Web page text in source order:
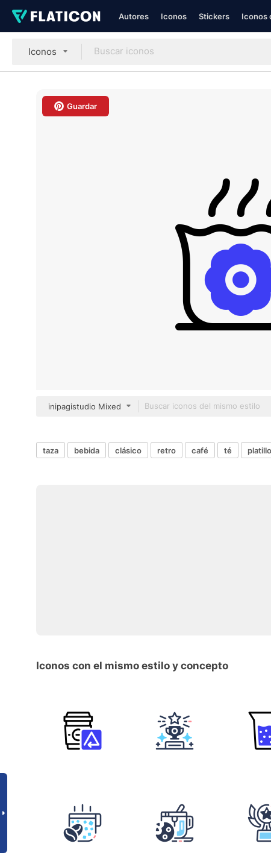
Autores Iconos Stickers Iconos
Iconos
Guardar
inipagistudio Mixed
taza bebida clásico retro café té platillo
Iconos con el mismo estilo y concepto